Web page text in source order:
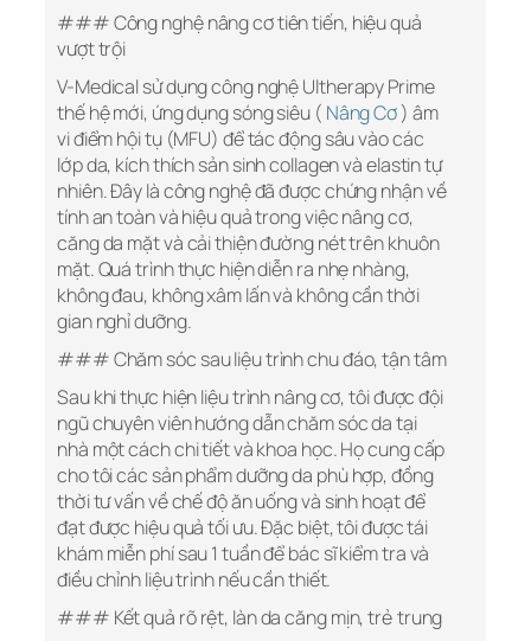
### Công nghệ nâng cơ tiên tiến, hiệu quả
vượt trội
V-Medical sử dụng công nghệ Ultherapy Prime
thế hệ mới, ứng dụng sóng siêu ( Nâng Cơ) âm
vi điểm hội tụ (MFU) để tác động sâu vào các
lớp da, kích thích sản sinh collagen và elastin tự
nhiên. Đây là công nghệ đã được chứng nhận về
tính an toàn và hiệu quả trong việc nâng cơ,
căng da mặt và cải thiện đường nét trên khuôn
mặt. Quá trình thực hiện diễn ra nhẹ nhàng,
không đau, không xâm lấn và không cần thời
gian nghỉ dưỡng.
### Chăm sóc sau liệu trình chu đáo, tận tâm
Sau khi thực hiện liệu trình nâng cơ, tôi được đội
ngũ chuyên viên hướng dẫn chăm sóc da tại
nhà một cách chi tiết và khoa học. Họ cung cấp
cho tôi các sản phẩm dưỡng da phù hợp, đồng
thời tư vấn về chế độ ăn uống và sinh hoạt để
đạt được hiệu quả tối ưu. Đặc biệt, tôi được tái
khám miễn phí sau 1 tuần để bác sĩ kiểm tra và
điều chỉnh liệu trình nếu cần thiết.
### Kết quả rõ rệt, làn da căng mịn, trẻ trung